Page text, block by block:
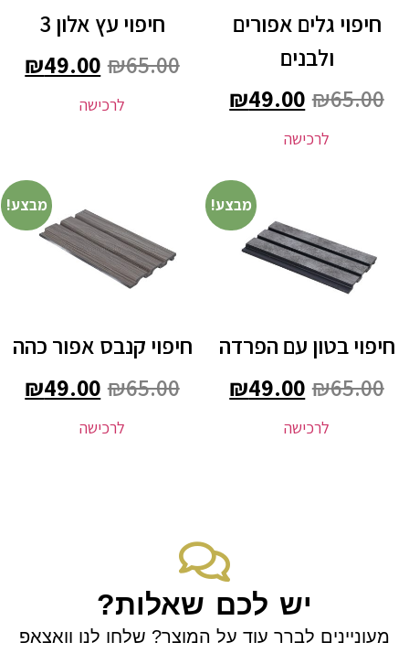
חיפוי גלים אפורים
ולבנים
₪65.00
₪49.00
לרכישה
חיפוי עץ אלון 3
₪65.00
₪49.00
לרכישה
מבצע!
חיפוי בטון עם הפרדה
₪65.00
₪49.00
לרכישה
מבצע!
חיפוי קנבס אפור כהה
₪65.00
₪49.00
לרכישה
יש לכם שאלות?
מעוניינים לברר עוד על המוצר? שלחו לנו וואצאפ